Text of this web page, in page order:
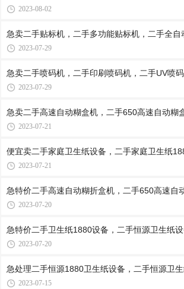
2023-08-02
急卖二手贴标机，二手多功能贴标机，二手全
2023-07-29
急卖二手喷码机，二手印刷喷码机，二手UV喷
2023-07-29
急卖二手高速自动糊盒机，二手650高速自动糊
2023-07-21
便宜卖二手家庭卫生纸设备，二手家庭卫生纸
2023-07-21
急特价二手高速自动糊折盒机，二手650高速自
2023-07-20
急特价二手卫生纸1880设备，二手恒源卫生纸
2023-07-20
急处理二手恒源1880卫生纸设备，二手恒源卫
2023-07-15